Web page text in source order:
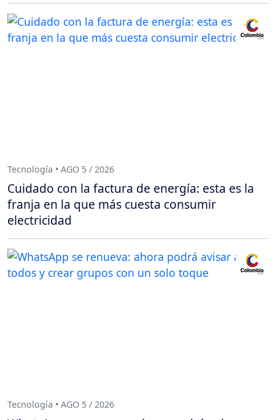
Tecnología • AGO 5 / 2026
Cuidado con la factura de energía: esta es la
franja en la que más cuesta consumir
electricidad
Tecnología • AGO 5 / 2026